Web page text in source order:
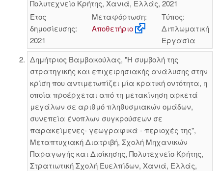
Πολυτεχνείο Κρήτης, Χανιά, Ελλάς, 2021
Έτος
δημοσίευσης:
2021
Μεταφόρτωση:
Αποθετήριο
Τύπος:
Διπλωματική
Εργασία
Δημήτριος Βαμβακούλας, "Η συμβολή της
στρατηγικής και επιχειρησιακής ανάλυσης στην
κρίση που αντιμετωπίζει μία κρατική οντότητα, η
οποία προέρχεται από τη μετακίνηση αρκετά
μεγάλων σε αριθμό πληθυσμιακών ομάδων,
συνεπεία ένοπλων συγκρούσεων σε
παρακείμενες- γεωγραφικά - περιοχές της",
Μεταπτυχιακή Διατριβή, Σχολή Μηχανικών
Παραγωγής και Διοίκησης, Πολυτεχνείο Κρήτης,
Στρατιωτική Σχολή Ευελπίδων, Χανιά, Ελλάς,